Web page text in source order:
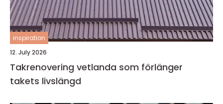
inspiration
12. July 2026
Takrenovering vetlanda som förlänger
takets livslängd